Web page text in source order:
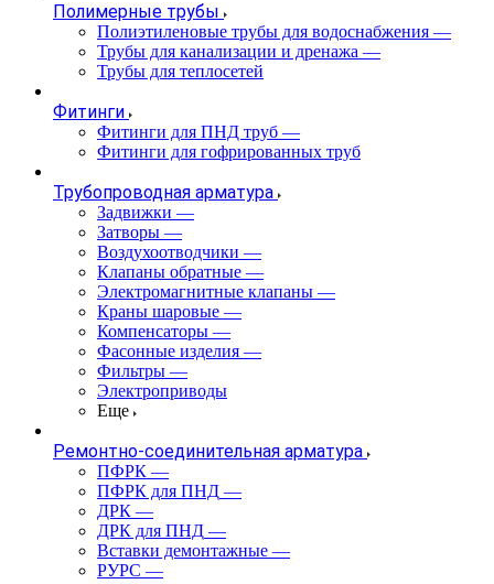
Полимерные трубы
Полиэтиленовые трубы для водоснабжения —
Трубы для канализации и дренажа —
Трубы для теплосетей
Фитинги
Фитинги для ПНД труб —
Фитинги для гофрированных труб
Трубопроводная арматура
Задвижки —
Затворы —
Воздухоотводчики —
Клапаны обратные —
Электромагнитные клапаны —
Краны шаровые —
Компенсаторы —
Фасонные изделия —
Фильтры —
Электроприводы
Еще
Ремонтно-соединительная арматура
ПФРК —
ПФРК для ПНД —
ДРК —
ДРК для ПНД —
Вставки демонтажные —
РУРС —